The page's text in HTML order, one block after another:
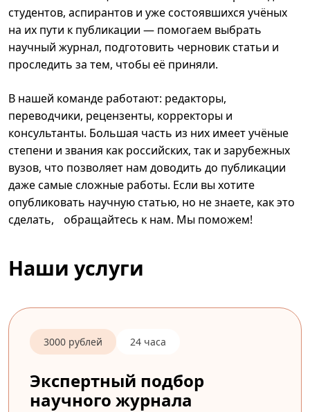
студентов, аспирантов и уже состоявшихся учёных
на их пути к публикации — помогаем выбрать
научный журнал, подготовить черновик статьи и
проследить за тем, чтобы её приняли.
В нашей команде работают: редакторы,
переводчики, рецензенты, корректоры и
консультанты. Большая часть из них имеет учёные
степени и звания как российских, так и зарубежных
вузов, что позволяет нам доводить до публикации
даже самые сложные работы. Если вы хотите
опубликовать научную статью, но не знаете, как это
сделать, обращайтесь к нам. Мы поможем!
Наши услуги
3000 рублей 24 часа
Экспертный подбор
научного журнала